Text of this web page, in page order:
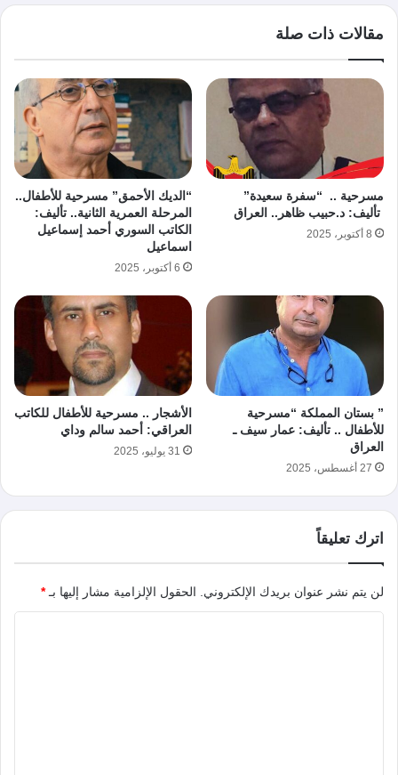
مقالات ذات صلة
مسرحية .. “سفرة سعيدة”
تأليف: د.حبيب ظاهر.. العراق
8 أكتوبر، 2025
“الديك الأحمق” مسرحية للأطفال..
المرحلة العمرية الثانية.. تأليف:
الكاتب السوري أحمد إسماعيل
اسماعيل
6 أكتوبر، 2025
” بستان المملكة “مسرحية
للأطفال .. تأليف: عمار سيف ـ
العراق
27 أغسطس، 2025
الأشجار .. مسرحية للأطفال للكاتب
العراقي: أحمد سالم وداي
31 يوليو، 2025
اترك تعليقاً
لن يتم نشر عنوان بريدك الإلكتروني. الحقول الإلزامية مشار إليها بـ*